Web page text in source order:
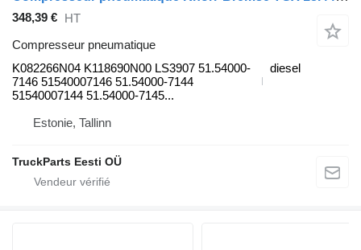
348,39 € HT
Compresseur pneumatique
K082266N04 K118690N00 LS3907 51.54000-
7146 51540007146 51.54000-7144
51540007144 51.54000-7145...
diesel
Estonie, Tallinn
TruckParts Eesti OÜ